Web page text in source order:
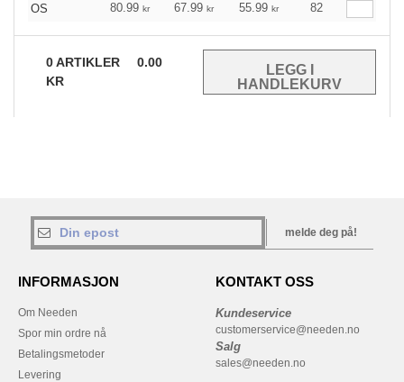
OS 80.99 kr 67.99 kr 55.99 kr 82
0ARTIKLER
0.00
KR
melde deg på!
INFORMASJON
Om Needen
Spor min ordre nå
Betalingsmetoder
Levering
KONTAKT OSS
Kundeservice
customerservice@needen.no
Salg
sales@needen.no